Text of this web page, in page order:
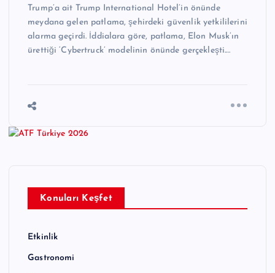
Trump’a ait Trump International Hotel’in önünde
meydana gelen patlama, şehirdeki güvenlik yetkililerini
alarma geçirdi. İddialara göre, patlama, Elon Musk’ın
ürettiği ‘Cybertruck’ modelinin önünde gerçekleşti.…
Konuları Keşfet
Etkinlik
Gastronomi